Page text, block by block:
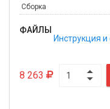
Сборка
ФАЙЛЫ
Инструкция
8 263